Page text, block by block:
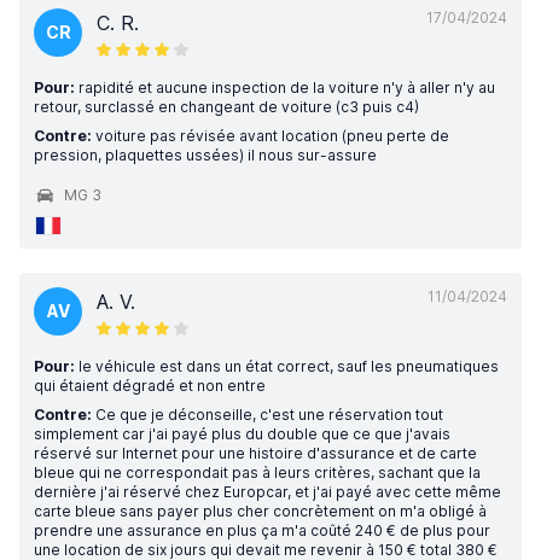
17/04/2024
CR C. R.
Pour: rapidité et aucune inspection de la voiture n'y à aller n'y au
retour, surclassé en changeant de voiture (c3 puis c4)
Contre: voiture pas révisée avant location (pneu perte de
pression, plaquettes ussées) il nous sur-assure
MG 3
11/04/2024
AV A. V.
Pour: le véhicule est dans un état correct, sauf les pneumatiques
qui étaient dégradé et non entre
Contre: Ce que je déconseille, c'est une réservation tout
simplement car j'ai payé plus du double que ce que j'avais
réservé sur Internet pour une histoire d'assurance et de carte
bleue qui ne correspondait pas à leurs critères, sachant que la
dernière j'ai réservé chez Europcar, et j'ai payé avec cette même
carte bleue sans payer plus cher concrètement on m'a obligé à
prendre une assurance en plus ça m'a coûté 240 € de plus pour
une location de six jours qui devait me revenir à 150 € total 380 €